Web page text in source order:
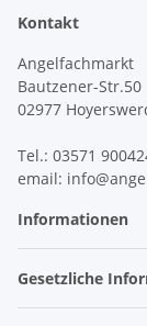
Kontakt
Angelfachmarkt
Bautzener-Str.50
02977
Tel.: 03571
email:
Informationen
Gesetzliche